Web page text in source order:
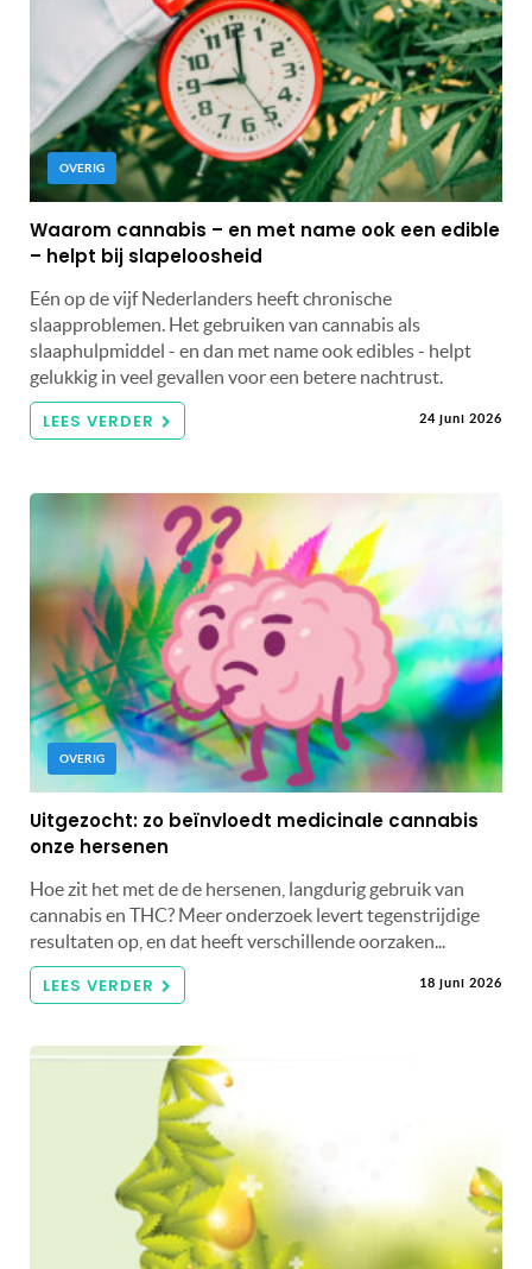
OVERIG
Waarom cannabis – en met name ook een edible
– helpt bij slapeloosheid
Eén op de vijf Nederlanders heeft chronische
slaapproblemen. Het gebruiken van cannabis als
slaaphulpmiddel - en dan met name ook edibles - helpt
gelukkig in veel gevallen voor een betere nachtrust.
LEES VERDER 24 juni 2026
OVERIG
Uitgezocht: zo beïnvloedt medicinale cannabis
onze hersenen
Hoe zit het met de de hersenen, langdurig gebruik van
cannabis en THC? Meer onderzoek levert tegenstrijdige
resultaten op, en dat heeft verschillende oorzaken...
LEES VERDER 18 juni 2026